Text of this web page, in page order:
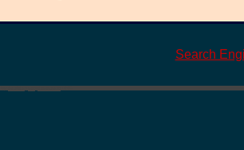
Search